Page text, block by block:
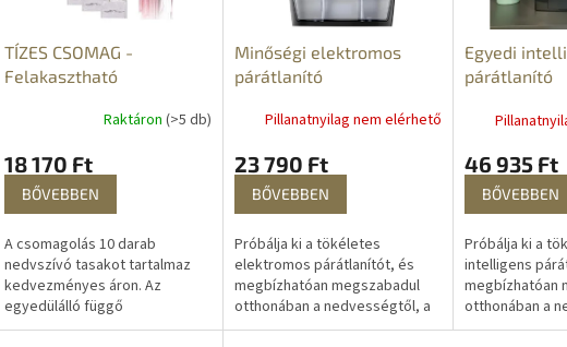
TÍZES CSOMAG -
Felakasztható
szekrénybe -
tasakok
Raktáron (>5 db)
18 170 Ft
BŐVEBBEN
A csomagolás 10 darab
nedvszívó tasakot tartalmaz
kedvezményes áron. Az
egyedülálló függő
nedvességelnyelő - nedvszívó
Minőségi elektromos
párátlanító
Pillanatnyilag nem elérhető
23 790 Ft
BŐVEBBEN
Próbálja ki a tökéletes
elektromos párátlanítót, és
megbízhatóan megszabadul
otthonában a nedvességtől, a
penésztől és a szagoktól.
Egyedi
párátlanító
46 935 Ft
BŐVEBBEN
Próbálja ki a
intelligens
megbízhatóan
otthonában a
penésztől és a